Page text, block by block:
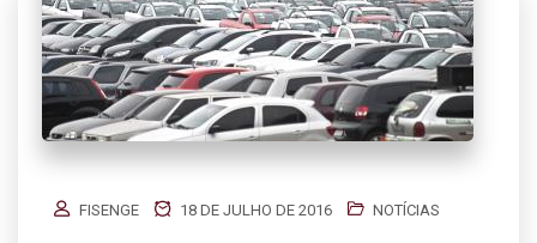
FISENGE 18 DE JULHO DE 2016 NOTÍCIAS